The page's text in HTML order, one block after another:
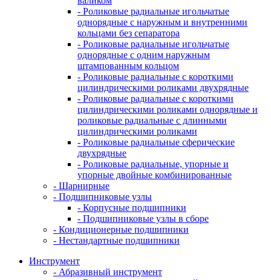
- Роликовые радиальные игольчатые
однорядные с наружным и внутренними
кольцами без сепаратора
- Роликовые радиальные игольчатые
однорядные с одним наружным
штампованным кольцом
- Роликовые радиальные с короткими
цилиндрическими роликами двухрядные
- Роликовые радиальные с короткими
цилиндрическими роликами однорядные и
роликовые радиальные с длинными
цилиндрическими роликами
- Роликовые радиальные сферические
двухрядные
- Роликовые радиальные, упорные и
упорные двойные комбинированные
- Шарнирные
- Подшипниковые узлы
- Корпусные подшипники
- Подшипниковые узлы в сборе
- Кондиционерные подшипники
- Нестандартные подшипники
Инструмент
- Абразивный инструмент